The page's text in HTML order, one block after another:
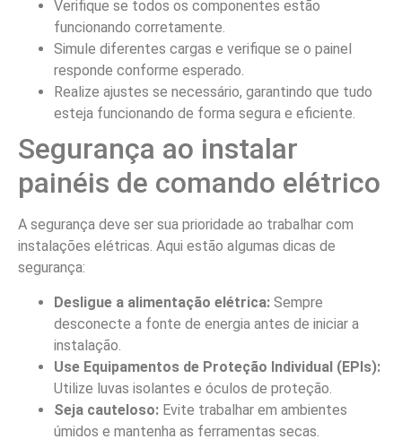
Verifique se todos os componentes estão
funcionando corretamente.
Simule diferentes cargas e verifique se o painel
responde conforme esperado.
Realize ajustes se necessário, garantindo que tudo
esteja funcionando de forma segura e eficiente.
Segurança ao instalar
painéis de comando elétrico
A segurança deve ser sua prioridade ao trabalhar com
instalações elétricas. Aqui estão algumas dicas de
segurança:
Desligue a alimentação elétrica: Sempre
desconecte a fonte de energia antes de iniciar a
instalação.
Use Equipamentos de Proteção Individual (EPIs):
Utilize luvas isolantes e óculos de proteção.
Seja cauteloso: Evite trabalhar em ambientes
úmidos e mantenha as ferramentas secas.